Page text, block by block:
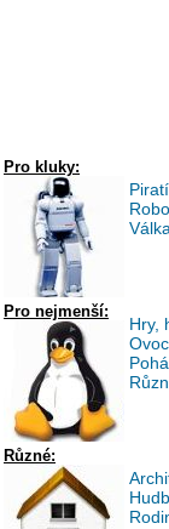
Pro kluky:
Pro nejmenší:
Hry,
Různé: